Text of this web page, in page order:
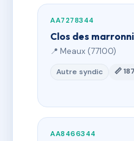
AA7278344
Clos des
📍 Meaux (77100)
Autre syndic 📏
AA8466344